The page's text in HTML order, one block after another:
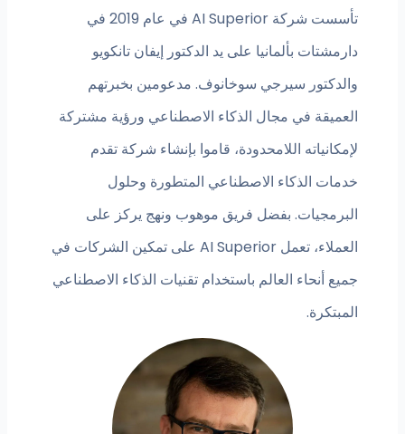
تأسست شركة AI Superior في عام 2019 في
دارمشتات بألمانيا على يد الدكتور إيفان تانكويو
والدكتور سيرجي سوخانوف. مدعومين بخبرتهم
العميقة في مجال الذكاء الاصطناعي ورؤية مشتركة
لإمكانياته اللامحدودة، قاموا بإنشاء شركة تقدم
خدمات الذكاء الاصطناعي المتطورة وحلول
البرمجيات. بفضل فريق موهوب ونهج يركز على
العملاء، تعمل AI Superior على تمكين الشركات في
جميع أنحاء العالم باستخدام تقنيات الذكاء الاصطناعي
المبتكرة.